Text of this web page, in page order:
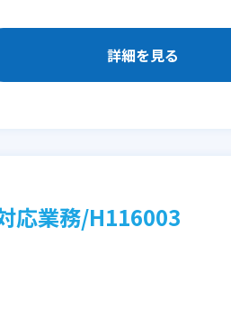
詳細を見る
応業務/H116003